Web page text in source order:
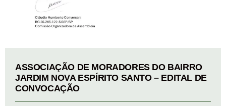
ASSOCIAÇÃO DE MORADORES DO BAIRRO
JARDIM NOVA ESPÍRITO SANTO – EDITAL DE
CONVOCAÇÃO